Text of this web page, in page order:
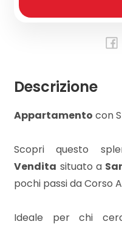
Descrizione
Appartamento con
Scopri questo
Vendita situato a
pochi passi da Corso
Ideale per chi
Prezzo
mq